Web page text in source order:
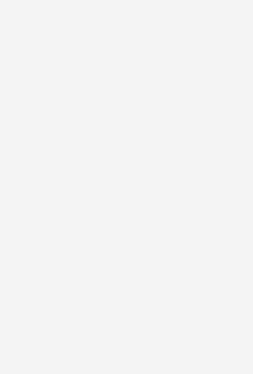
Do thận là cơ quan tiếp xúc
phải tiếp nhận một lượng
nước tiểu. Do đó, khi vi
dễ dàng vào máu lan ra
hiện sốt cao, rét run từng
Kháng sinh là liệu pháp
niệu. Nếu bệnh nhân chỉ có
đạo, bác sĩ thường chỉ định
ngày. Nếu người bệnh có